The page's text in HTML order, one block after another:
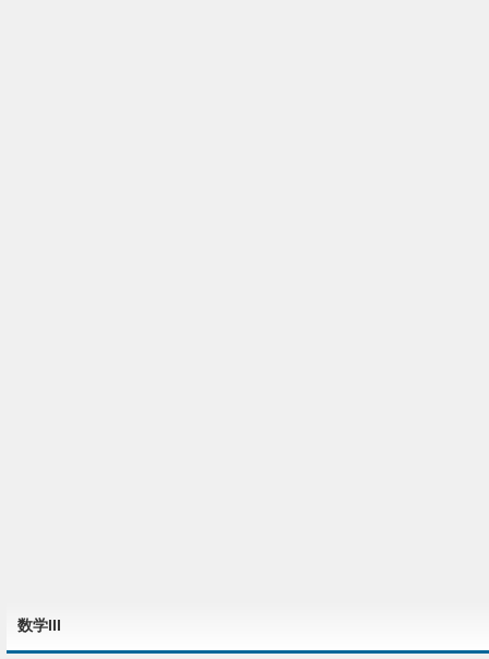
数学III